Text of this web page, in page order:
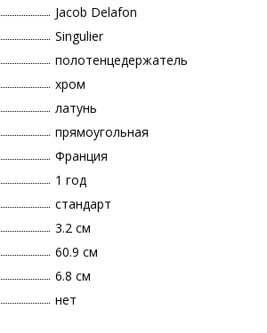
Jacob Delafon
Singulier
полотенцедержатель
хром
латунь
прямоугольная
Франция
1 год
стандарт
3.2 см
60.9 см
6.8 см
нет